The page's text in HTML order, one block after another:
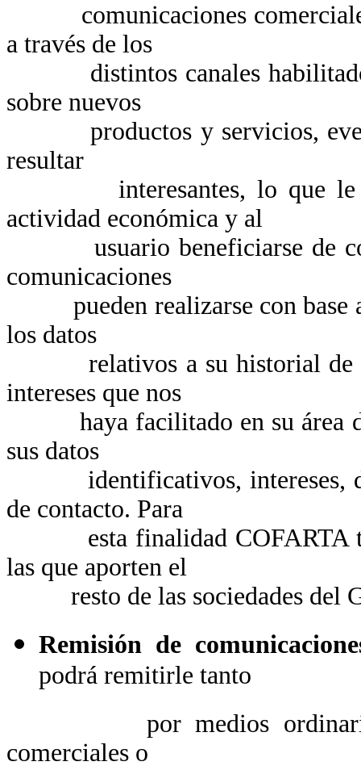
comunicaciones comerciales
a través de los
distintos canales habilitados
sobre nuevos
productos y servicios,
resultar
interesantes, lo que le
actividad económica y al
usuario beneficiarse de
comunicaciones
pueden realizarse con base a
los datos
relativos a su historial de
intereses que nos
haya facilitado en su área de
sus datos
identificativos, intereses, de
de contacto. Para
esta finalidad COFARTA
las que aporten el
resto de las sociedades del
Remisión de
podrá remitirle tanto
por medios ordinarios
comerciales o